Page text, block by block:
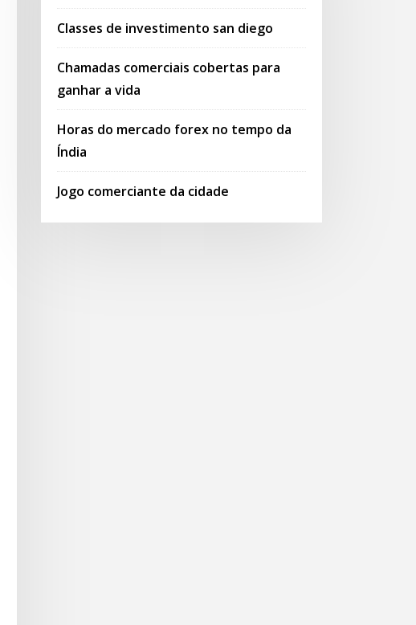
Classes de investimento san diego
Chamadas comerciais cobertas para
ganhar a vida
Horas do mercado forex no tempo da
Índia
Jogo comerciante da cidade